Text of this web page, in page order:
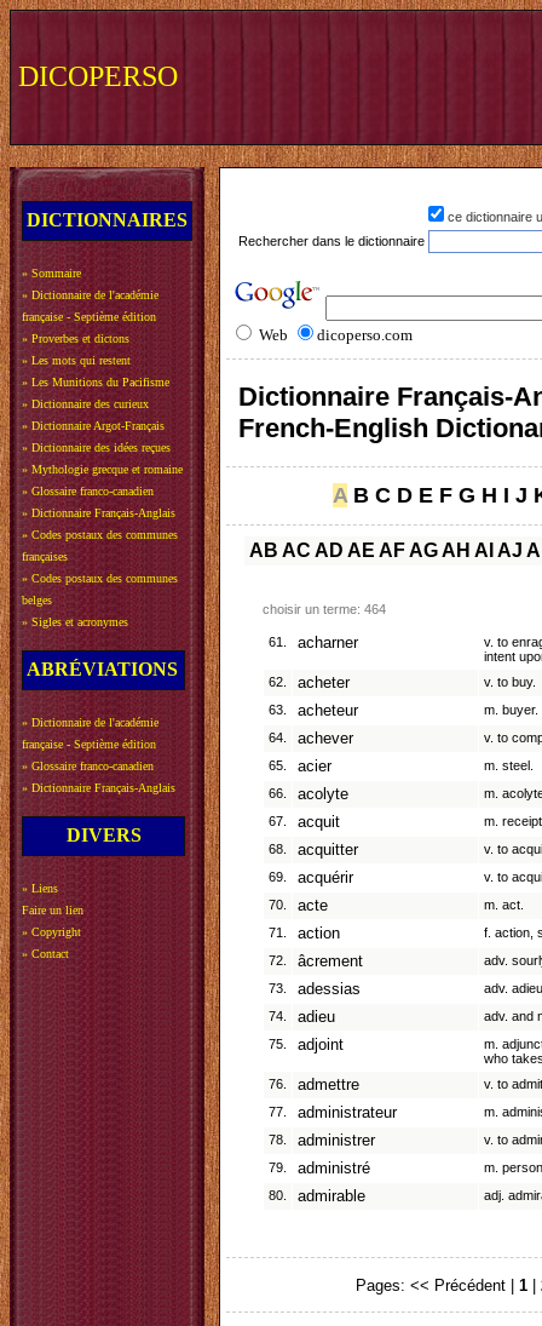
DICOPERSO
DICTIONNAIRES
» Sommaire
» Dictionnaire de l'académie
française - Septième édition
» Proverbes et dictons
» Les mots qui restent
» Les Munitions du Pacifisme
» Dictionnaire des curieux
» Dictionnaire Argot-Français
» Dictionnaire des idées reçues
» Mythologie grecque et romaine
» Glossaire franco-canadien
» Dictionnaire Français-Anglais
» Codes postaux des communes
françaises
» Codes postaux des communes
belges
» Sigles et acronymes
ABRÉVIATIONS
» Dictionnaire de l'académie
française - Septième édition
» Glossaire franco-canadien
» Dictionnaire Français-Anglais
DIVERS
» Liens
Faire un lien
» Copyright
» Contact
ce dictionnaire
Rechercher dans le dictionnaire
Web dicoperso.com
Dictionnaire Français-
French-English
A B C D E F G H I J
AB AC AD AE AFAGAH AI AJ
choisir un terme: 464
61. acharner
v. to
intent
62.
acheter
v. to buy.
63.
acheteur
m. buyer.
64.
achever
v. to
65.
acier
m. steel.
66.
acolyte
m.
67.
acquit
m.
68.
acquitter
v. to
69.
acquérir
v. to
70.
acte
m. act.
71.
action
f. action,
72.
âcrement
adv.
73.
adessias
adv.
74.
adieu
adv. and
75.
adjoint
m.
who
76.
admettre
v. to
77.
administrateur
m.
78.
administrer
v. to
79.
administré
m.
80.
admirable adj.
Pages: << Précédent| 1|